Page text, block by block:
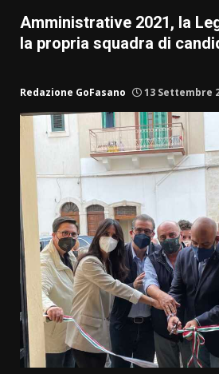
Amministrative 2021, la
la propria squadra di
Redazione GoFasano 13 Settembre